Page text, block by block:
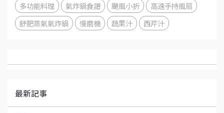
多功能料理
氣炸鍋食譜 颶風小折
高速手持風扇
舒肥蒸氣氣炸鍋
慢磨機 蔬果汁 西芹汁
最新記事